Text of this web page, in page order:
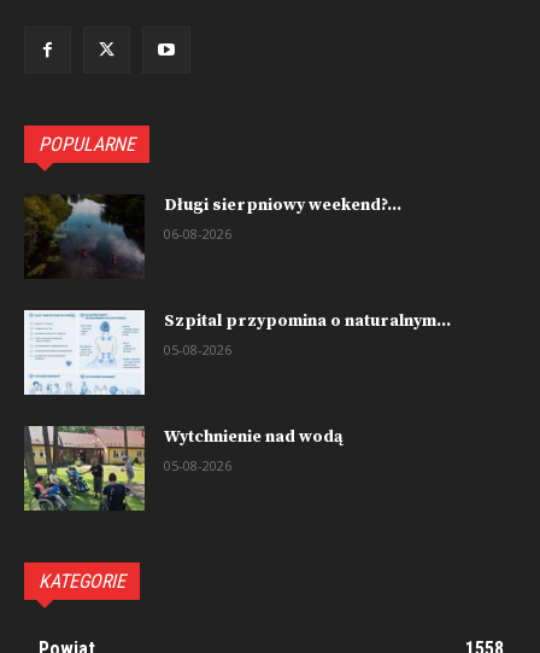
POPULARNE
Długi sierpniowy weekend?...
06-08-2026
Szpital przypomina o naturalnym...
05-08-2026
Wytchnienie nad wodą
05-08-2026
KATEGORIE